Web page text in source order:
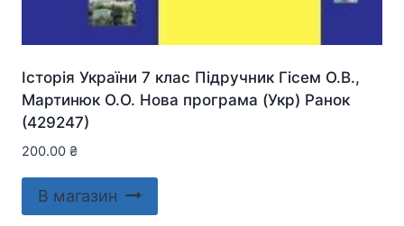
Історія України 7 клас Підручник Гісем О.В.,
Мартинюк О.О. Нова програма (Укр) Ранок
(429247)
200.00 ₴
В магазин